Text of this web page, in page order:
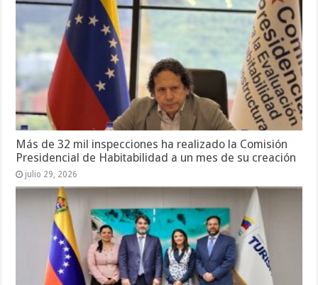
Más de 32 mil inspecciones ha realizado la Comisión
Presidencial de Habitabilidad a un mes de su creación
julio 29, 2026